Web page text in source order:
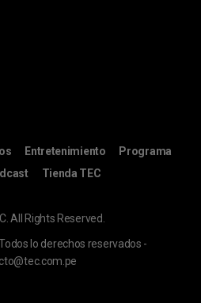
Entretenimiento
Programa
Tienda TEC
All Rights Reserved.
lo derechos reservados -